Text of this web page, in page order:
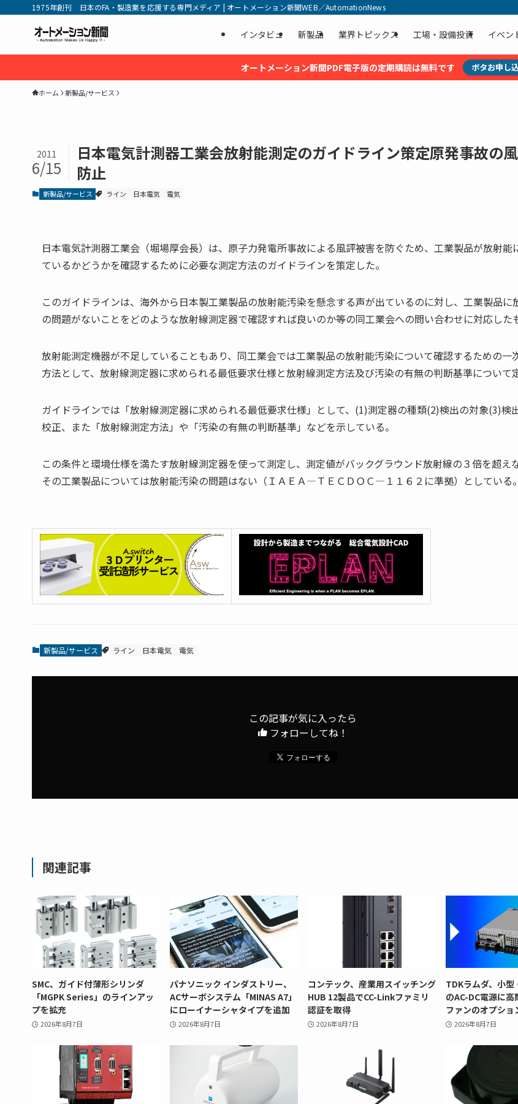
1975年創刊 日本のFA・製造業を応援する専門メディア | オートメーション新聞WEB／AutomationNews
インタビュ 新製品 業界トピックス 工場・設備投資 イベン
オートメーション新聞PDF電子版の定期購読は無料です ボタお申し
ホーム 新製品/サービス
日本電気計測器工業会放射能測定のガイドライン策定原発事故の
防止
2011
6/15
新製品/サービス ライン 日本電気 電気
日本電気計測器工業会（堀場厚会長）は、原子力発電所事故による風評被害を防ぐため、工業製品が放射能
ているかどうかを確認するために必要な測定方法のガイドラインを策定した。
このガイドラインは、海外から日本製工業製品の放射能汚染を懸念する声が出ているのに対し、工業製品に
の問題がないことをどのような放射線測定器で確認すれば良いのか等の同工業会への問い合わせに対応した
放射能測定機器が不足していることもあり、同工業会では工業製品の放射能汚染について確認するための一
方法として、放射線測定器に求められる最低要求仕様と放射線測定方法及び汚染の有無の判断基準について
ガイドラインでは「放射線測定器に求められる最低要求仕様」として、(1)測定器の種類(2)検出の対象(3)検
校正、また「放射線測定方法」や「汚染の有無の判断基準」などを示している。
この条件と環境仕様を満たす放射線測定器を使って測定し、測定値がバックグラウンド放射線の３倍を超え
その工業製品については放射能汚染の問題はない（ＩＡＥＡ―ＴＥＣＤＯＣ―１１６２に準拠）としている。
新製品/サービス ライン 日本電気 電気
この記事が気に入ったら
フォローしてね！
関連記事
SMC、ガイド付薄形シリンダ
「MGPK Series」のラインアッ
プを拡充
2026年8月7日
パナソニック インダストリー、
ACサーボシステム「MINAS A7」
にローイナーシャタイプを追加
2026年8月7日
コンテック、産業用スイッチング
HUB 12製品でCC-Linkファミリ
認証を取得
2026年8月7日
TDKラムダ、小
のAC-DC電源に
ファンのオプショ
2026年8月7日